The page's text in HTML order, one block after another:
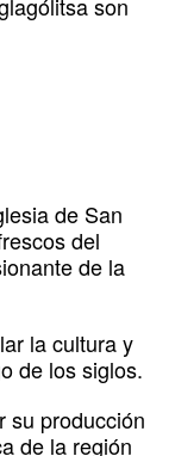
de San
del
de la
la cultura y
de los siglos.
su producción
de la región